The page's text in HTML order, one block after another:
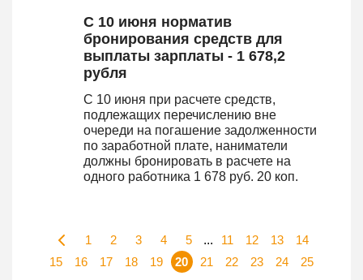
С 10 июня норматив
бронирования средств для
выплаты зарплаты - 1 678,2
рубля
С 10 июня при расчете средств,
подлежащих перечислению вне
очереди на погашение задолженности
по заработной плате, наниматели
должны бронировать в расчете на
одного работника 1 678 руб. 20 коп.
1 2 3 4 5 ... 11 12 13
14
15
16 17 18 19 20 21 22 23 24
25